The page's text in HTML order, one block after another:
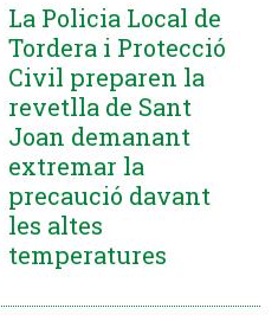
La Policia Local de
Tordera i Protecció
Civil preparen la
revetlla de Sant
Joan demanant
extremar la
precaució davant
les altes
temperatures